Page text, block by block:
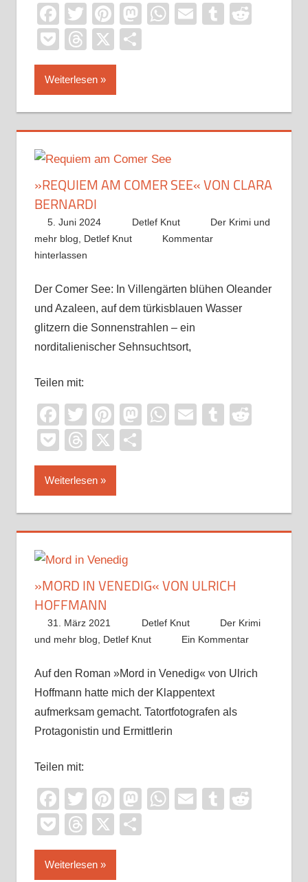
Facebook
TwitterPinterest
Mastodon
WhatsApp
EmailTumblr
PocketThreads
X
Weiterlesen
»REQUIEM AM COMER SEE« VON CLARA
BERNARDI
5. Juni 2024 Detlef Knut
Der Krimi und
mehr blog
Detlef Knut
Kommentar
hinterlassen
Der Comer See: In Villengärten blühen Oleander
und Azaleen, auf dem türkisblauen Wasser
glitzern die Sonnenstrahlen – ein
norditalienischer Sehnsuchtsort,
Teilen mit:
Facebook
TwitterPinterest
Mastodon
WhatsApp
EmailTumblr
PocketThreads
X
Weiterlesen
»MORD IN VENEDIG« VON ULRICH
HOFFMANN
31. März 2021 Detlef Knut
Der Krimi
und mehr blog
Detlef Knut Ein Kommentar
Auf den Roman »Mord in Venedig« von Ulrich
Hoffmann hatte mich der Klappentext
aufmerksam gemacht. Tatortfotografen als
Protagonistin und Ermittlerin
Teilen mit:
Facebook
TwitterPinterest
Mastodon
WhatsApp
EmailTumblr
PocketThreads
X
Weiterlesen